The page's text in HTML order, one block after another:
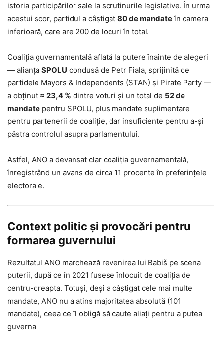
istoria participărilor sale la scrutinurile legislative. În urma
acestui scor, partidul a câștigat 80 de mandateîn camera
inferioară, care are 200 de locuri în total.
Coaliția guvernamentală aflată la putere înainte de alegeri
— alianța SPOLU condusă de Petr Fiala, sprijinită de
partidele Mayors & Independents (STAN) și Pirate Party —
a obținut ≈ 23,4 % dintre voturi și un total de 52 de
mandate pentru SPOLU, plus mandate suplimentare
pentru partenerii de coaliție, dar insuficiente pentru a-și
păstra controlul asupra parlamentului.
Astfel, ANO a devansat clar coaliția guvernamentală,
înregistrând un avans de circa 11 procente în preferințele
electorale.
Context politic și provocări pentru
formarea guvernului
Rezultatul ANO marchează revenirea lui Babiš pe scena
puterii, după ce în 2021 fusese înlocuit de coaliția de
centru-dreapta. Totuși, deși a câștigat cele mai multe
mandate, ANO nu a atins majoritatea absolută (101
mandate), ceea ce îl obligă să caute aliați pentru a putea
guverna.